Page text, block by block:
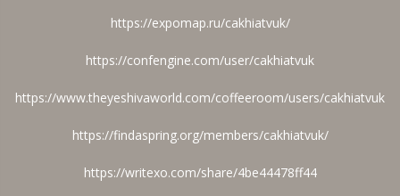
https://expomap.ru/cakhiatvuk/
https://confengine.com/user/cakhiatvuk
https://www.theyeshivaworld.com/coffeeroom/users/cakhiatvuk
https://findaspring.org/members/cakhiatvuk/
https://writexo.com/share/4be44478ff44